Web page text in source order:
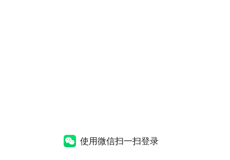
使用微信扫一扫登录